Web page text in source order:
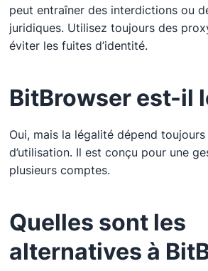
peut entraîner des interdictions ou
juridiques. Utilisez toujours des
éviter les fuites d’identité.
BitBrowser est-il
Oui, mais la légalité dépend
d’utilisation. Il est conçu pour une
plusieurs comptes.
Quelles sont les
alternatives à